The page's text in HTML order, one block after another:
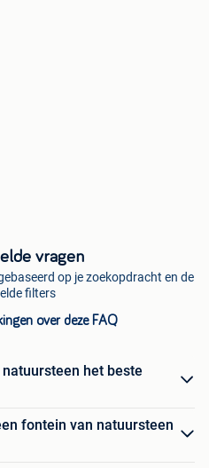
vragen
op je zoekopdracht en de
filters
over deze FAQ
het beste
fontein van natuursteen